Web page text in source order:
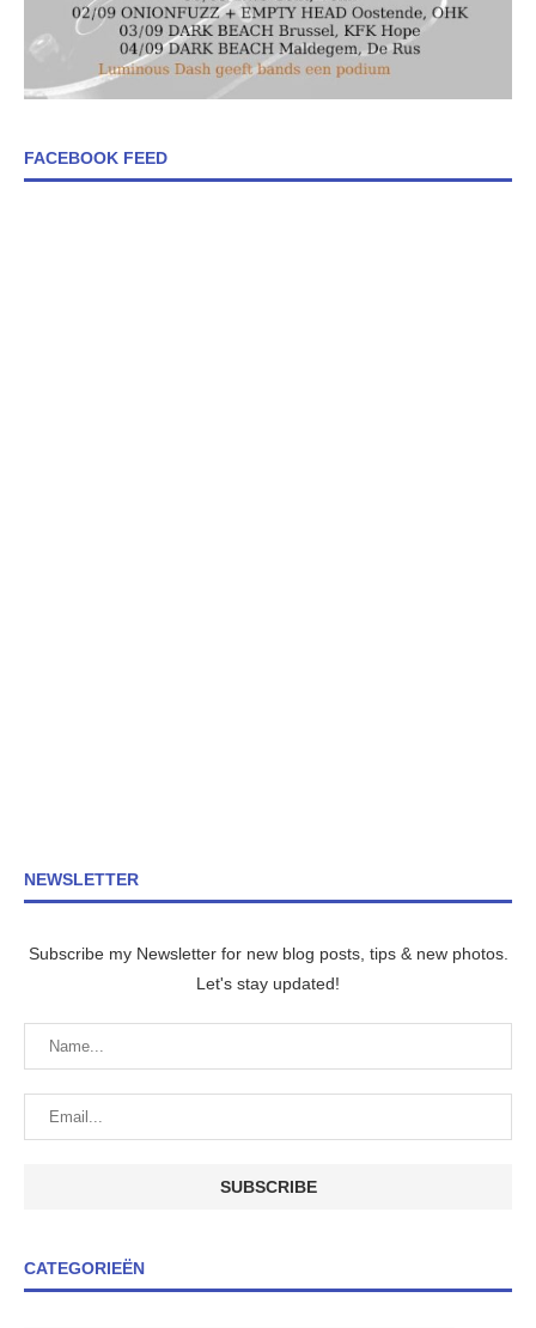
FACEBOOK FEED
NEWSLETTER
Subscribe my Newsletter for new blog posts, tips & new photos.
Let's stay updated!
CATEGORIEËN